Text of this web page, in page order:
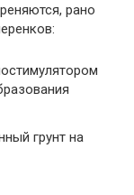
рано
грунт на